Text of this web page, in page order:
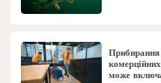
може